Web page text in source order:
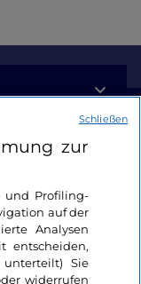
zur
und Profiling-
auf der
Analysen
entscheiden,
Sie
widerrufen
Schließen